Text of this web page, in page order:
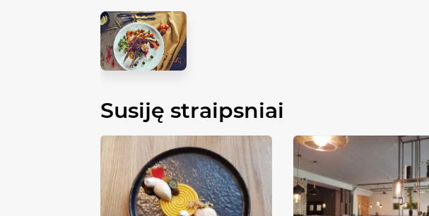
Susiję straipsniai